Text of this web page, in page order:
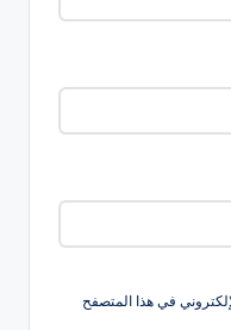
في هذا المتصفح